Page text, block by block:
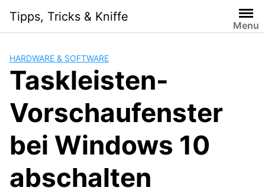
content
Tipps, Tricks & Kniffe
Menu
HARDWARE & SOFTWARE
Taskleisten-
Vorschaufenster
bei Windows 10
abschalten